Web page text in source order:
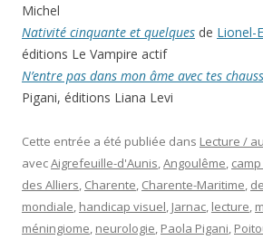
Michel
Nativité cinquante et quelques de Lionel-
éditions Le Vampire actif
N’entre pas dans mon âme avec tes
Pigani, éditions Liana Levi
Cette entrée a été publiée dans Lecture /
avecAigrefeuille-d'Aunis,Angoulême,
des Alliers, Charente, Charente-Maritime,
mondiale, handicap visuel, Jarnac, lecture,
méningiome, neurologie, Paola Pigani,